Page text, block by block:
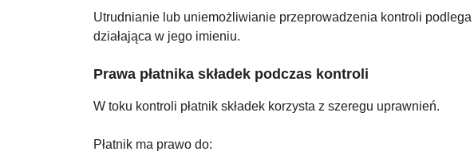
Utrudnianie lub uniemożliwianie przeprowadzenia kontroli
działająca w jego imieniu.
Prawa płatnika składek podczas kontroli
W toku kontroli płatnik składek korzysta z szeregu uprawnień.
Płatnik ma prawo do: